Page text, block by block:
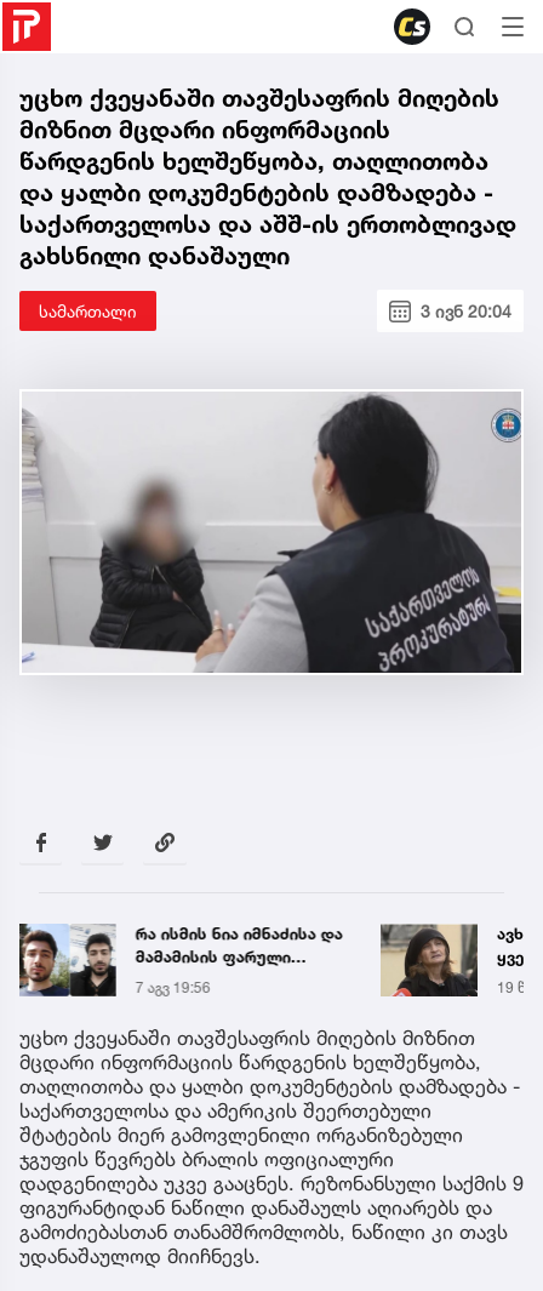
უცხო ქვეყანაში თავშესაფრის მიღების
მიზნით მცდარი ინფორმაციის
წარდგენის ხელშეწყობა, თაღლითობა
და ყალბი დოკუმენტების დამზადება -
საქართველოსა და აშშ-ის ერთობლივად
გახსნილი დანაშაული
სამართალი 3 ივნ 20:04
რა ისმის ნია იმნაძისა და
მამამისის ფარული
ჩანაწერიდან - გიგა
ავალიანის მკვლელობის
საქმე
7 აგვ 19:56 19
უცხო ქვეყანაში თავშესაფრის მიღების მიზნით
მცდარი ინფორმაციის წარდგენის ხელშეწყობა,
თაღლითობა და ყალბი დოკუმენტების დამზადება -
საქართველოსა და ამერიკის შეერთებული
შტატების მიერ გამოვლენილი ორგანიზებული
ჯგუფის წევრებს ბრალის ოფიციალური
დადგენილება უკვე გააცნეს. რეზონანსული საქმის 9
ფიგურანტიდან ნაწილი დანაშაულს აღიარებს და
გამოძიებასთან თანამშრომლობს, ნაწილი კი თავს
უდანაშაულოდ მიიჩნევს.